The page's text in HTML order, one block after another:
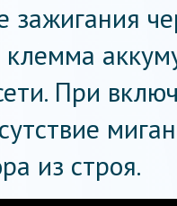
зажигания
клемма
При
из строя.